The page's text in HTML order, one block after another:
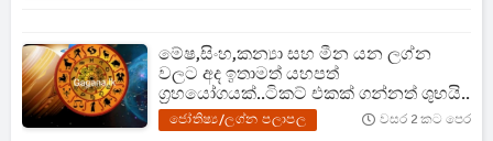
මේෂ,සිංහ,කන්‍යා සහ මීන යන ලග්න
වලට අද ඉතාමත් යහපත්
ග්‍රහයෝගයක්..ටිකට් එකක් ගන්නත් ශුභයි..
ජෝතිෂ්‍ය/ලග්න පලාපල වසර 2 කට පෙර